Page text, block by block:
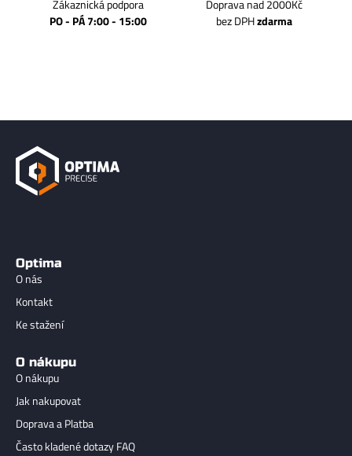
Zákaznická podpora
PO - PÁ 7:00 - 15:00
Doprava nad 2000Kč
bez DPHzdarma
Optima
O nás
Kontakt
Ke stažení
O nákupu
O nákupu
Jak nakupovat
Doprava a Platba
Často kladené dotazy FAQ